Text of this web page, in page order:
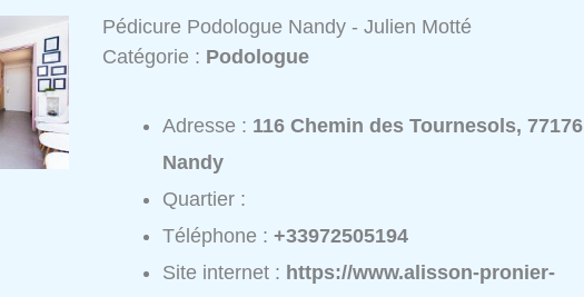
Pédicure Podologue Nandy - Julien Motté
Catégorie : Podologue
Adresse : 116 Chemin des Tournesols, 77176
Nandy
Quartier :
Téléphone :+33972505194
Site internet : https://www.alisson-pronier-